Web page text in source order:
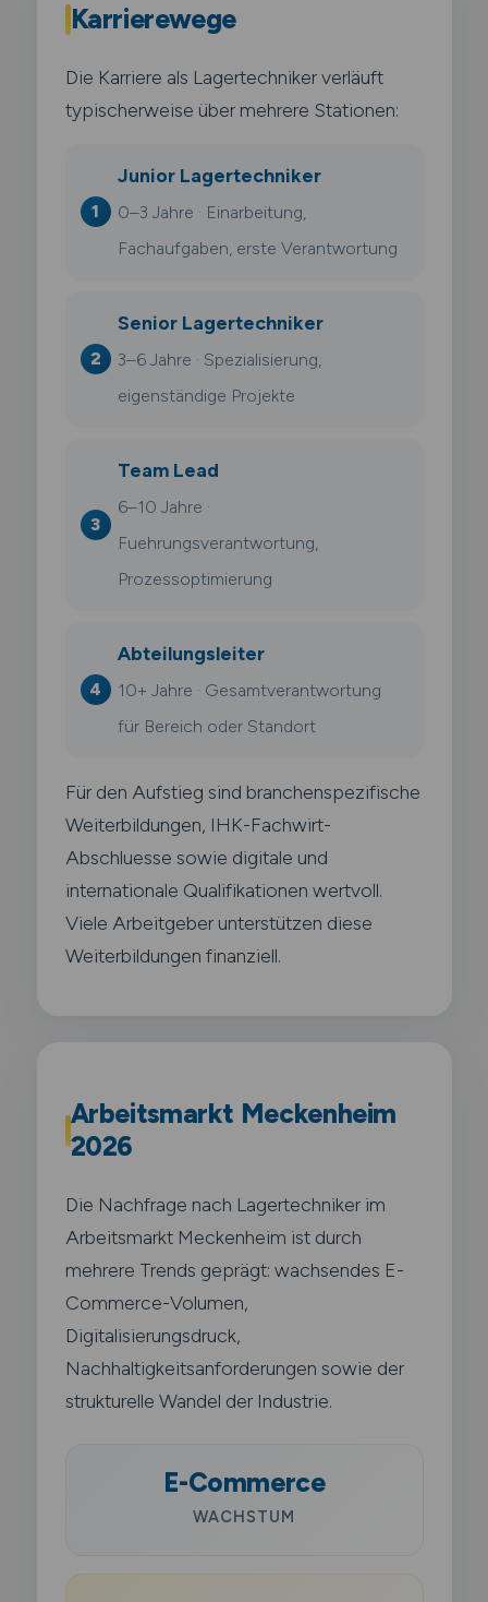
Karrierewege
Die Karriere als Lagertechniker verläuft
typischerweise über mehrere Stationen:
Junior Lagertechniker
0–3 Jahre · Einarbeitung,
Fachaufgaben, erste Verantwortung
Senior Lagertechniker
3–6 Jahre · Spezialisierung,
eigenständige Projekte
Team Lead
6–10 Jahre ·
Fuehrungsverantwortung,
Prozessoptimierung
Abteilungsleiter
10+ Jahre · Gesamtverantwortung
für Bereich oder Standort
Für den Aufstieg sind branchenspezifische
Weiterbildungen, IHK-Fachwirt-
Abschluesse sowie digitale und
internationale Qualifikationen wertvoll.
Viele Arbeitgeber unterstützen diese
Weiterbildungen finanziell.
Arbeitsmarkt Meckenheim
2026
Die Nachfrage nach Lagertechniker im
Arbeitsmarkt Meckenheim ist durch
mehrere Trends geprägt: wachsendes E-
Commerce-Volumen,
Digitalisierungsdruck,
Nachhaltigkeitsanforderungen sowie der
strukturelle Wandel der Industrie.
E-Commerce
WACHSTUM